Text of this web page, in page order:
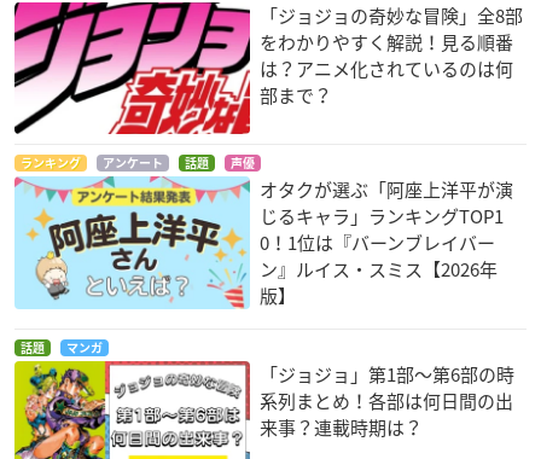
「ジョジョの奇妙な冒険」全8部
をわかりやすく解説！見る順番
は？アニメ化されているのは何
部まで？
ランキング アンケート 話題 声優
オタクが選ぶ「阿座上洋平が演
じるキャラ」ランキングTOP1
0！1位は『バーンブレイバー
ン』ルイス・スミス【2026年
版】
話題 マンガ
「ジョジョ」第1部〜第6部の時
系列まとめ！各部は何日間の出
来事？連載時期は？